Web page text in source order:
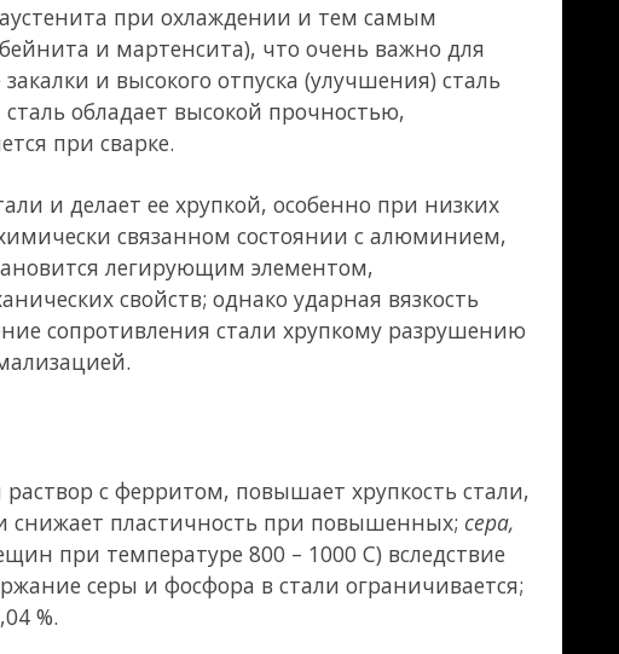
подобно сере, но в
качество стали.
около включений
вызывает в
хрупкому
расплавленную
легирования
а также режима
элементов
После
напряжения, что
применяется довольно
фазового
была выше скорости